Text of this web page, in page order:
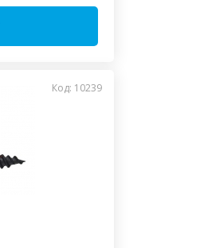
Код: 10239